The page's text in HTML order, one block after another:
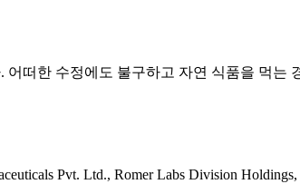
떠한 수정에도 불구하고 자연 식품을 먹는
Pvt. Ltd., Romer Labs Division